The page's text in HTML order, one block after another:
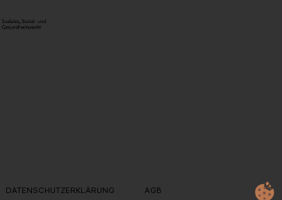
DATENSCHUTZERKLÄRUNG AGB